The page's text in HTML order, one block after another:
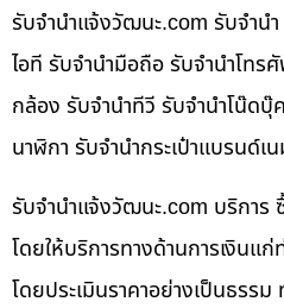
รับจํานําแจ้งวัฒนะ.com รับจำน
ไอที รับจำนำมือถือ รับจำนำโทร
กล้อง รับจำนำทีวี รับจำนำโน๊ดบุ๊
นาฬิกา รับจำนำกระเป๋าแบรนด์เ
รับจํานําแจ้งวัฒนะ.com บริการ
โดยให้บริการทางด้านการเงินแก่
โดยประเมินราคาอย่างเป็นธรร